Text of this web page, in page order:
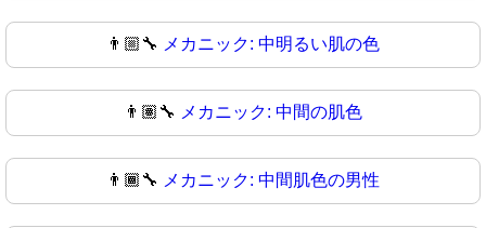
👨🏼‍🔧 メカニック: 中明るい肌の色
👨🏽‍🔧 メカニック: 中間の肌色
👨🏾‍🔧 メカニック: 中間肌色の男性